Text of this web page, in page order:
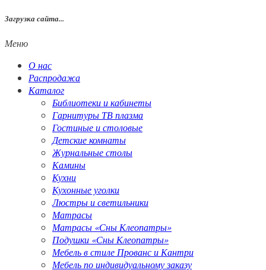
Загрузка сайта...
Меню
О нас
Распродажа
Каталог
Библиотеки и кабинеты
Гарнитуры ТВ плазма
Гостиные и столовые
Детские комнаты
Журнальные столы
Камины
Кухни
Кухонные уголки
Люстры и светильники
Матрасы
Матрасы «Сны Клеопатры»
Подушки «Сны Клеопатры»
Мебель в стиле Прованс и Кантри
Мебель по индивидуальному заказу